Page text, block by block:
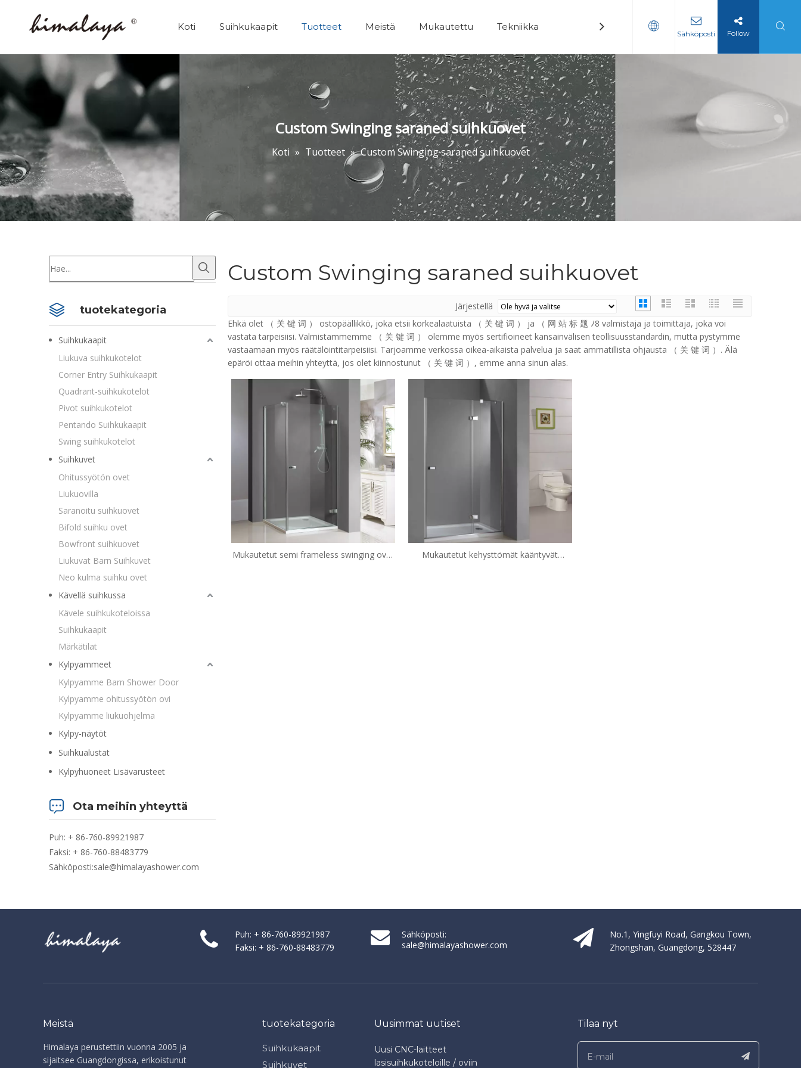
Koti Suihkukaapit Tuotteet Meistä Mukautettu Tekniikka Ottaa yhteyttä
Sähköposti Follow
Custom Swinging saraned suihkuovet
Koti » Tuotteet » Custom Swinging saraned suihkuovet
tuotekategoria
Suihkukaapit
Liukuva suihkukotelot
Corner Entry Suihkukaapit
Quadrant-suihkukotelot
Pivot suihkukotelot
Pentando Suihkukaapit
Swing suihkukotelot
Suihkuvet
Ohitussyötön ovet
Liukuovilla
Saranoitu suihkuovet
Bifold suihku ovet
Bowfront suihkuovet
Liukuvat Barn Suihkuvet
Neo kulma suihku ovet
Kävellä suihkussa
Kävele suihkukoteloissa
Suihkukaapit
Märkätilat
Kylpyammeet
Kylpyamme Barn Shower Door
Kylpyamme ohitussyötön ovi
Kylpyamme liukuohjelma
Kylpy-näytöt
Suihkualustat
Kylpyhuoneet Lisävarusteet
Ota meihin yhteyttä
Puh: + 86-760-89921987
Faksi: + 86-760-88483779
Sähköposti:sale@himalayashower.com
Custom Swinging saraned suihkuovet
Järjestellä
Ehkä olet （ 关 键 词 ） ostopäällikkö, joka etsii korkealaatuista （ 关 键 词 ） ja （ 网 站 标 题 ﾉ8 valmistaja ja toimittaja, joka voi
vastata tarpeisiisi. Valmistammemme （ 关 键 词 ） olemme myös sertifioineet kansainvälisen teollisuusstandardin, mutta pystymme
vastaamaan myös räätälöintitarpeisiisi. Tarjoamme verkossa oikea-aikaista palvelua ja saat ammatillista ohjausta （ 关 键 词 ）. Älä
epäröi ottaa meihin yhteyttä, jos olet kiinnostunut （ 关 键 词 ）, emme anna sinun alas.
Mukautetut semi frameless swinging ovet
Mukautetut kehysttömät kääntyvät
Puh: + 86-760-89921987
Faksi: + 86-760-88483779
Sähköposti:
sale@himalayashower.com
No.1, Yingfuyi Road, Gangkou Town,
Zhongshan, Guangdong, 528447
Meistä
Himalaya perustettiin vuonna 2005 ja
sijaitsee Guangdongissa, erikoistunut
tuotekategoria
Suihkukaapit
Suihkuvet
Uusimmat uutiset
Uusi CNC-laitteet
lasisuihkukoteloille / oviin
Tilaa nyt